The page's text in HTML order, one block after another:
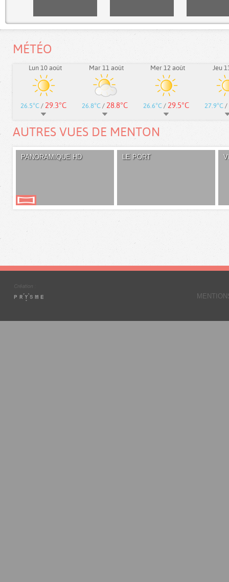
MÉTÉO
Lun 10 août
26.5°C / 29.3°C
Mar 11 août
26.8°C / 28.8°C
Mer 12 août
26.6°C / 29.5°C
Jeu
27.9°C /
AUTRES VUES DE MENTON
PANORAMIQUE HD LE PORT